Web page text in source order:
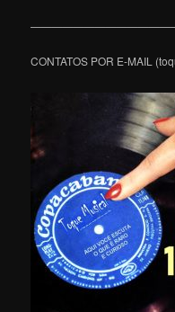
CONTATOS POR E-MAIL